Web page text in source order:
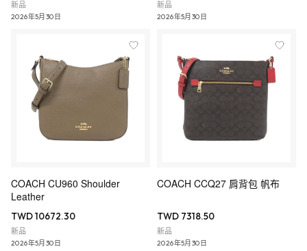
新品
2026年5月30日
新品
2026年5月30日
COACH CU960 Shoulder
Leather
TWD 10672.30
新品
2026年5月30日
COACH CCQ27 肩背包 帆布
TWD 7318.50
新品
2026年5月30日